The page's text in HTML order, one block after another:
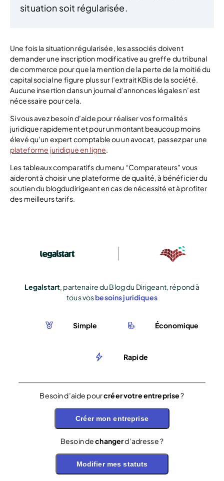
situation soit régularisée.
Une fois la situation régularisée, les associés doivent
demander une inscription modificative au greffe du tribunal
de commerce pour que la mention de la perte de la moitié du
capital social ne figure plus sur l’extrait KBis de la société.
Aucune insertion dans un journal d’annonces légales n’est
nécessaire pour cela.
Si vous avez besoin d’aide pour réaliser vos formalités
juridique rapidement et pour un montant beaucoup moins
élevé qu’un expert comptable ou un avocat, passez par une
plateforme juridique en ligne.
Les tableaux comparatifs du menu “Comparateurs” vous
aideront à choisir une plateforme de qualité, à bénéficier du
soutien du blogdudirigeant en cas de nécessité et à profiter
des meilleurs tarifs.
Legalstart , partenaire du Blog du Dirigeant, répond à
tous vosbesoins juridiques
Simple Économique
Rapide
Besoin d’aide pourcréer votre entreprise?
Créer mon entreprise
Besoin dechangerd’adresse ?
Modifier mes statuts